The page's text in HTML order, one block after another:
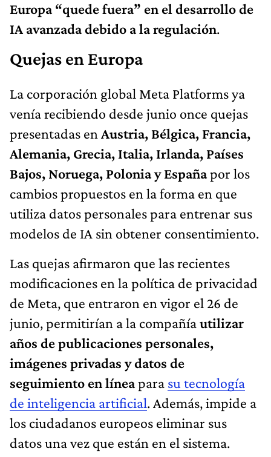
Europa “quede fuera” en el desarrollo de
IA avanzada debido a la regulación.
Quejas en Europa
La corporación global Meta Platforms ya
venía recibiendo desde junio once quejas
presentadas en Austria, Bélgica, Francia,
Alemania, Grecia, Italia, Irlanda, Países
Bajos, Noruega, Polonia y Españapor los
cambios propuestos en la forma en que
utiliza datos personales para entrenar sus
modelos de IA sin obtener consentimiento.
Las quejas afirmaron que las recientes
modificaciones en la política de privacidad
de Meta, que entraron en vigor el 26 de
junio, permitirían a la compañíautilizar
años de publicaciones personales,
imágenes privadas y datos de
seguimiento en líneapara su tecnología
de inteligencia artificial. Además, impide a
los ciudadanos europeos eliminar sus
datos una vez que están en el sistema.